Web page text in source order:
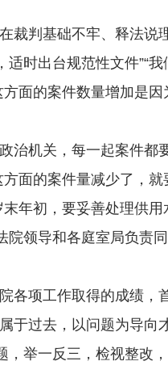
判基础不牢、释法说
适时出台规范性文件”“
方面的案件数量增加是
机关，每一起案件都要
方面的案件量减少了，
末年初，要妥善处理供
导和各庭室局负责同
项工作取得的成绩，
于过去，以问题为导
，举一反三，检视整改